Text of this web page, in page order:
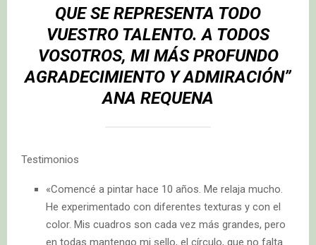
QUE SE REPRESENTA TODO
VUESTRO TALENTO. A TODOS
VOSOTROS, MI MÁS PROFUNDO
AGRADECIMIENTO Y ADMIRACIÓN”
ANA REQUENA
Testimonios
«Comencé a pintar hace 10 años. Me relaja mucho.
He experimentado con diferentes texturas y con el
color. Mis cuadros son cada vez más grandes, pero
en todas mantengo mi sello, el círculo, que no falta